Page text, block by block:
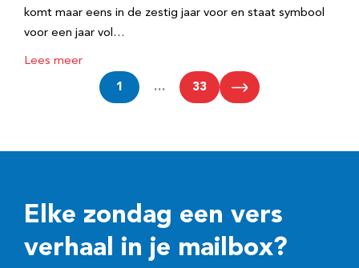
komt maar eens in de zestig jaar voor en staat symbool
voor een jaar vol…
Lees meer
1 … 33
Elke zondag een vers
verhaal in je mailbox?